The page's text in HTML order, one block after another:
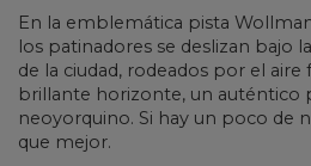
En la emblemática pista
los patinadores se deslizan bajo
de la ciudad, rodeados por el
brillante horizonte, un auténtico
neoyorquino. Si hay un poco de
que mejor.